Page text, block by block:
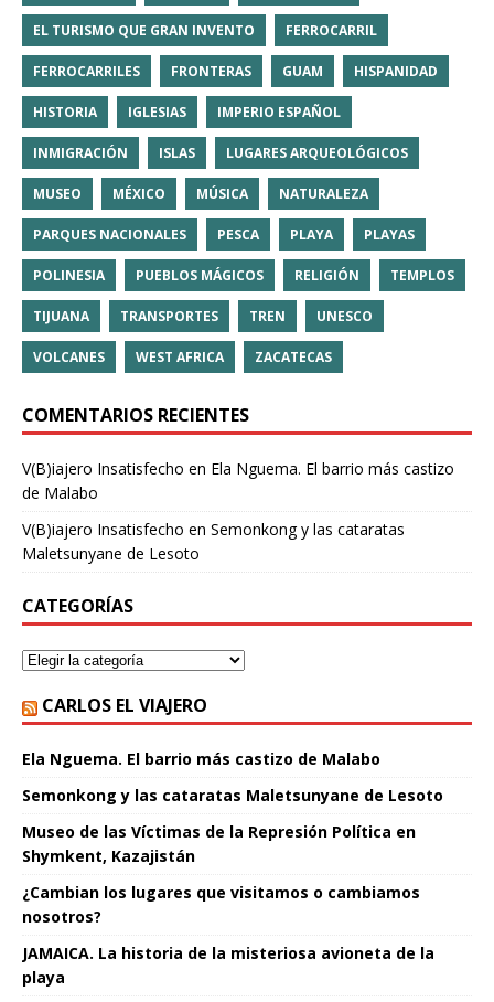
EL TURISMO QUE GRAN INVENTO FERROCARRIL
FERROCARRILES FRONTERAS GUAM HISPANIDAD
HISTORIA IGLESIAS IMPERIO ESPAÑOL
INMIGRACIÓN ISLAS LUGARES ARQUEOLÓGICOS
MUSEO MÉXICO MÚSICA NATURALEZA
PARQUES NACIONALES PESCA PLAYA PLAYAS
POLINESIA PUEBLOS MÁGICOS RELIGIÓN TEMPLOS
TIJUANA TRANSPORTES TREN UNESCO
VOLCANES WEST AFRICA ZACATECAS
COMENTARIOS RECIENTES
V(B)iajero Insatisfecho en Ela Nguema. El barrio más castizo
de Malabo
V(B)iajero Insatisfecho en Semonkong y las cataratas
Maletsunyane de Lesoto
CATEGORÍAS
CARLOS EL VIAJERO
Ela Nguema. El barrio más castizo de Malabo
Semonkong y las cataratas Maletsunyane de Lesoto
Museo de las Víctimas de la Represión Política en
Shymkent, Kazajistán
¿Cambian los lugares que visitamos o cambiamos
nosotros?
JAMAICA. La historia de la misteriosa avioneta de la
playa